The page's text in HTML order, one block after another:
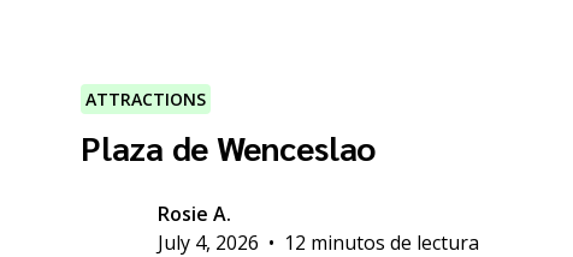
ATTRACTIONS
Plaza de Wenceslao
Rosie A.
July 4, 2026 • 12 minutos de lectura